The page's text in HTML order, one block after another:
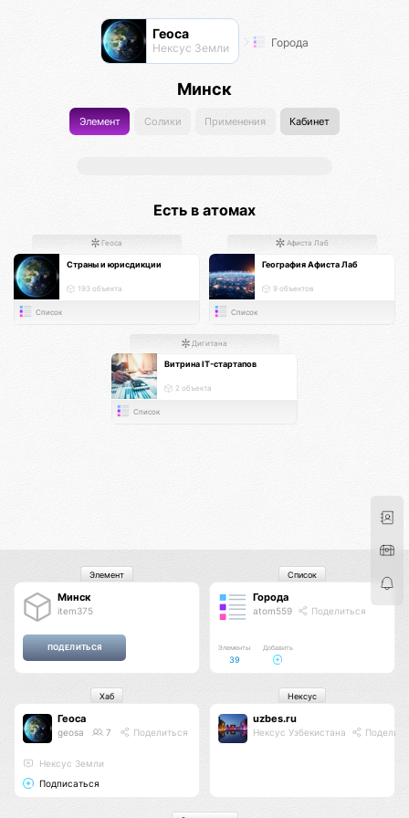
Геоса
Нексус Земли Города
Минск
Элемент Солики Применения Кабинет
Есть в атомах
Геоса
Страны и юрисдикции
193 объекта
Список
Афиста Лаб
География Афиста Лаб
9 объектов
Список
Дигитана
Витрина IT-стартапов
2 объекта
Список
Минск
item375
Элемент
Города
atom559 Поделиться
Элементы
39
Добавить
Список
Геоса
geosa 7 Поделиться
Нексус Земли
Подписаться
Хаб
uzbes.ru
Нексус Узбекистана
Нексус